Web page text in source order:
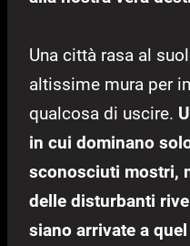
Una città rasa al
altissime mura per
qualcosa di uscire.
in cui dominano
sconosciuti mostri,
delle disturbanti
siano arrivate a